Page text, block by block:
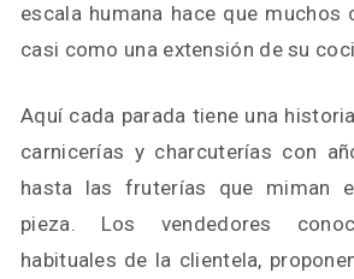
escala humana hace que muchos
casi como una extensión de su
Aquí cada parada tiene una
carnicerías y charcuterías con
hasta las fruterías que miman
pieza. Los vendedores
habituales de la clientela,